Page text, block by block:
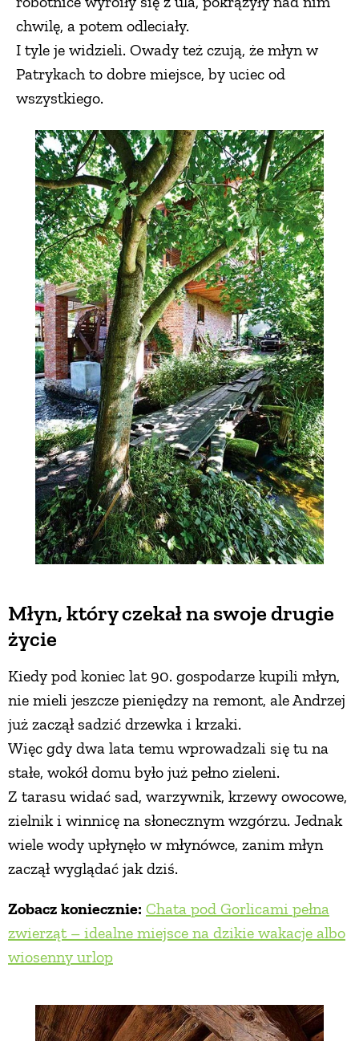
chwilę, a potem odleciały.
I tyle je widzieli. Owady też czują, że młyn w
Patrykach to dobre miejsce, by uciec od
wszystkiego.
Młyn, który czekał na swoje drugie
życie
Kiedy pod koniec lat 90. gospodarze kupili młyn,
nie mieli jeszcze pieniędzy na remont, ale Andrzej
już zaczął sadzić drzewka i krzaki.
Więc gdy dwa lata temu wprowadzali się tu na
stałe, wokół domu było już pełno zieleni.
Z tarasu widać sad, warzywnik, krzewy owocowe,
zielnik i winnicę na słonecznym wzgórzu. Jednak
wiele wody upłynęło w młynówce, zanim młyn
zaczął wyglądać jak dziś.
Zobacz koniecznie: Chata pod Gorlicami pełna
zwierząt – idealne miejsce na dzikie wakacje albo
wiosenny urlop